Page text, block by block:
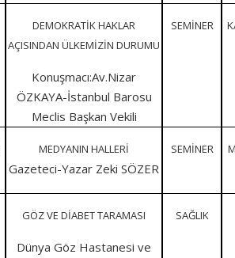
DEMOKRATİK HAKLAR
AÇISINDAN ÜLKEMİZİN DURUMU
Konuşmacı:Av.Nizar
ÖZKAYA-İstanbul Barosu
Meclis Başkan Vekili
SEMİNER
MEDYANIN HALLERİ
Gazeteci-Yazar Zeki SÖZER
SEMİNER
GÖZ VE DİABET TARAMASI
Dünya Göz Hastanesi ve
SAĞLIK